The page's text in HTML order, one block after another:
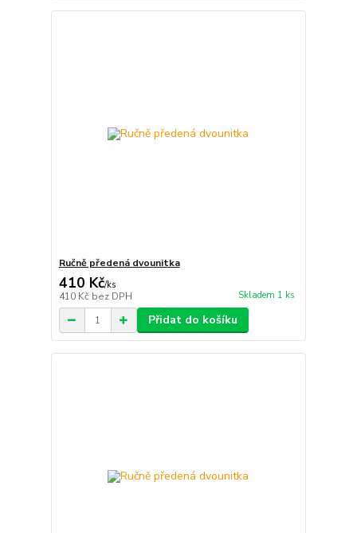
Ručně předená dvounitka
410 Kč/ks
410 Kč bez DPH Skladem 1 ks
Přidat do košíku